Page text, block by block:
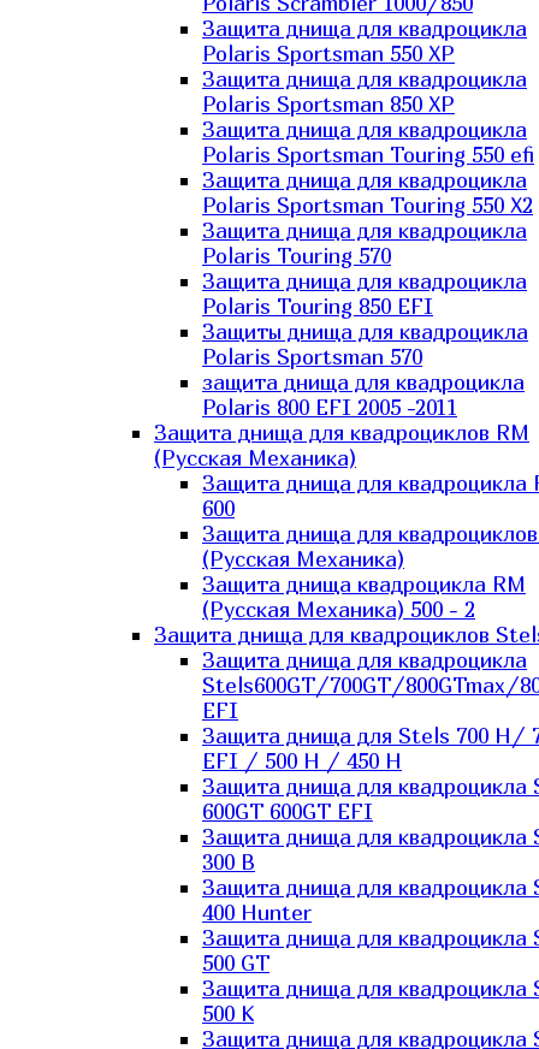
Защита днища для квадроцикла
Polaris Sportsman 550 XP
Защита днища для квадроцикла
Polaris Sportsman 850 XP
Защита днища для квадроцикла
Polaris Sportsman Touring 550 efi
Защита днища для квадроцикла
Polaris Sportsman Touring 550 X2
Защита днища для квадроцикла
Polaris Touring 570
Защита днища для квадроцикла
Polaris Touring 850 EFI
Защиты днища для квадроцикла
Polaris Sportsman 570
защита днища для квадроцикла
Polaris 800 EFI 2005 -2011
Защита днища для квадроциклов RM
(Русская Механика)
Защита днища для квадроцикла
600
Защита днища для
(Русская Механика)
Защита днища квадроцикла RM
(Русская Механика) 500 - 2
Защита днища для квадроциклов
Защита днища для квадроцикла
Stels600GT/700GT/800GTmax/
EFI
Защита днища для Stels 700 H/
EFI / 500 H / 450 H
Защита днища для квадроцикла
600GT 600GT EFI
Защита днища для квадроцикла
300 B
Защита днища для квадроцикла
400 Hunter
Защита днища для квадроцикла
500 GT
Защита днища для квадроцикла
500 K
Защита днища для квадроцикла